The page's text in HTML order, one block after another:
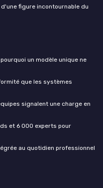
figure incontournable du
un modèle unique ne
que les systèmes
signalent une charge en
et 6 000 experts pour
au quotidien professionnel